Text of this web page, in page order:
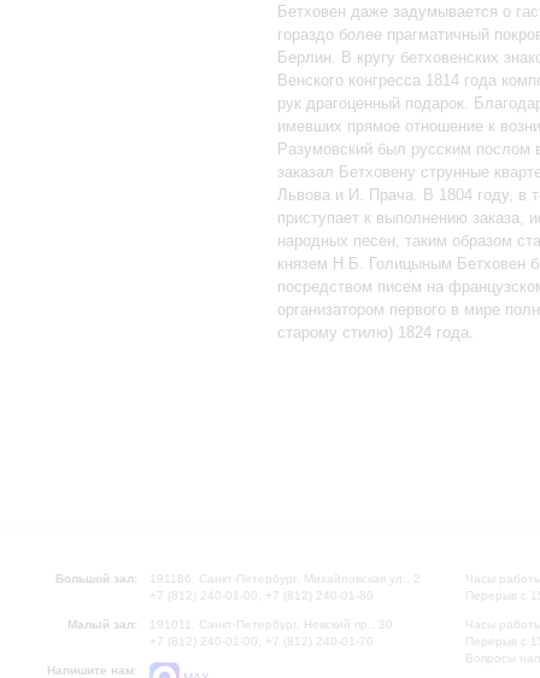
Бетховен даже задумывается о
гораздо более прагматичный
Берлин. В кругу бетховенских
Венского конгресса 1814 года
рук драгоценный подарок.
имевших прямое отношение к
Разумовский был русским послом
заказал Бетховену струнные
Львова и И. Прача. В 1804 году, в
приступает к выполнению заказа,
народных песен, таким образом
князем Н.Б. Голицыным Бетховен
посредством писем на
организатором первого в мире
старому стилю) 1824 года.
Большой зал:
191186, Санкт-Петербург, Михайловская ул., 2
+7 (812) 240-01-00, +7 (812) 240-01-80
Малый зал:
191011, Санкт-Петербург, Невский пр., 30
+7 (812) 240-01-00, +7 (812) 240-01-70
Напишите нам:
Часы
Перерыв с
Часы
Перерыв с
Вопросы